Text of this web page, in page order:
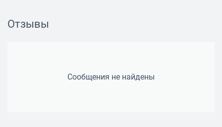
техническому обслуживанию.
Отзывы
Сообщения не найдены